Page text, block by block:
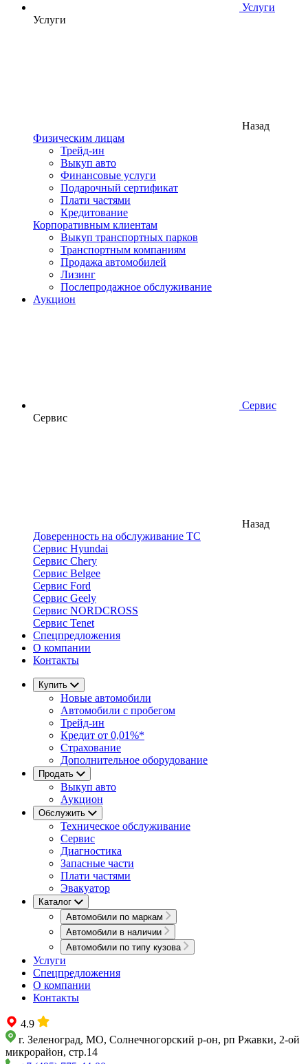
Услуги
Услуги
Назад
Физическим лицам
Трейд-ин
Выкуп авто
Финансовые услуги
Подарочный сертификат
Плати частями
Кредитование
Корпоративным клиентам
Выкуп транспортных парков
Транспортным компаниям
Продажа автомобилей
Лизинг
Послепродажное обслуживание
Аукцион
Сервис
Сервис
Назад
Доверенность на обслуживание ТС
Сервис Hyundai
Сервис Chery
Сервис Belgee
Сервис Ford
Сервис Geely
Сервис NORDCROSS
Сервис Tenet
Спецпредложения
О компании
Контакты
Купить
Новые автомобили
Автомобили с пробегом
Трейд-ин
Кредит от 0,01%*
Страхование
Дополнительное оборудование
Продать
Выкуп авто
Аукцион
Обслужить
Техническое обслуживание
Сервис
Диагностика
Запасные части
Плати частями
Эвакуатор
Каталог
Автомобили по маркам
Автомобили в наличии
Автомобили по типу кузова
Услуги
Спецпредложения
О компании
Контакты
4.9
г. Зеленоград, МО, Солнечногорский р-он, рп Ржавки, 2-ой
микрорайон, стр.14